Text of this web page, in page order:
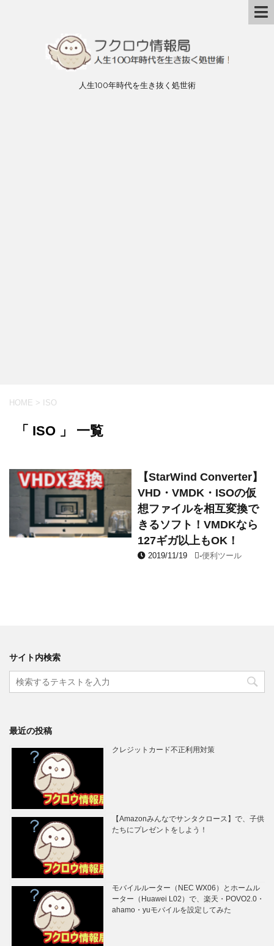
人生100年時代を生き抜く処世術
HOME > ISO
「 ISO 」 一覧
【StarWind Converter】
VHD・VMDK・ISOの仮
想ファイルを相互変換で
きるソフト！VMDKなら
127ギガ以上もOK！
2019/11/19 -便利ツール
サイト内検索
最近の投稿
クレジットカード不正利用対策
【Amazonみんなでサンタクロース】で、子供
たちにプレゼントをしよう！
モバイルルーター（NEC WX06）とホームル
ーター（Huawei L02）で、楽天・POVO2.0・
ahamo・yuモバイルを設定してみた